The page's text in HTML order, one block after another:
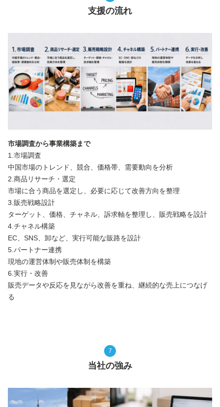
支援の流れ
市場調査から事業構築まで
1.市場調査
中国市場のトレンド、競合、価格帯、需要動向を分析
2.商品リサーチ・選定
市場に合う商品を選定し、必要に応じて改善方向を整理
3.販売戦略設計
ターゲット、価格、チャネル、訴求軸を整理し、販売戦略を設計
4.チャネル構築
EC、SNS、卸など、実行可能な販路を設計
5.パートナー連携
現地の運営体制や販売体制を構築
6.実行・改善
販売データや反応を見ながら改善を重ね、継続的な売上につなげ
る
7
当社の強み